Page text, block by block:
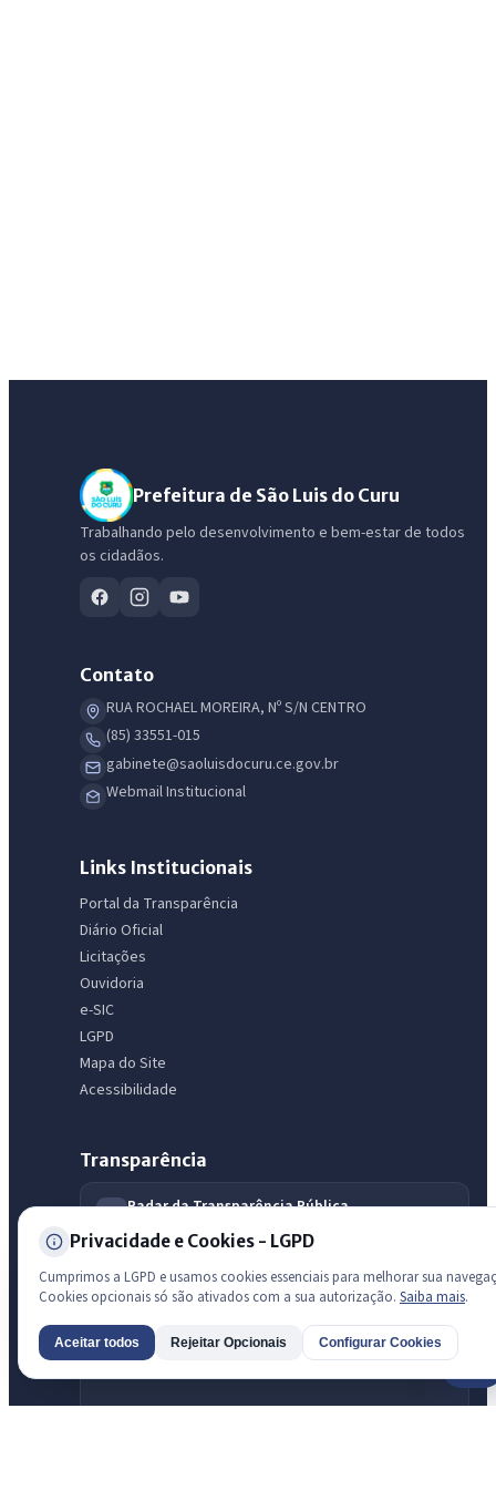
Prefeitura de São Luis do Curu
Trabalhando pelo desenvolvimento e bem-estar de todos
os cidadãos.
Contato
RUA ROCHAEL MOREIRA, Nº S/N CENTRO
(85) 33551-015
gabinete@saoluisdocuru.ce.gov.br
Webmail Institucional
Links Institucionais
Portal da Transparência
Diário Oficial
Licitações
Ouvidoria
e-SIC
LGPD
Mapa do Site
Acessibilidade
Transparência
Radar da Transparência Pública
Diagnóstico Atricon
Índice de transparência
Privacidade e Cookies - LGPD
Cumprimos a LGPD e usamos cookies essenciais para melhorar sua
Cookies opcionais só são ativados com a sua autorização. Saiba mais.
Aceitar todos Rejeitar Opcionais Configurar Cookies
IntGest AI
Assistente do Portal
Olá. Pergunte sobre serviços, notícias, legislação, Diário Oficial,
Licitações abertas